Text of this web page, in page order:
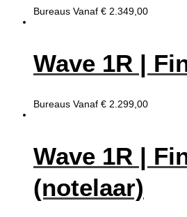
Bureaus Vanaf € 2.349,00
Wave 1R |
Bureaus Vanaf € 2.299,00
Wave 1R |
(notelaar)